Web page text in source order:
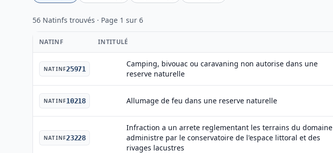
56 Natinfs trouvés · Page 1 sur 6
NATINF INTITULÉ
NATINF25971
Camping, bivouac ou caravaning non autorise dans une
reserve naturelle
NATINF10218 Allumage de feu dans une reserve naturelle
NATINF23228
Infraction a un arrete reglementant les terrains du domaine
administre par le conservatoire de l'espace littoral et des
rivages lacustres